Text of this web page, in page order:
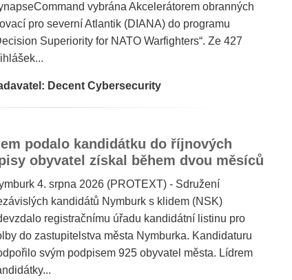
vybrána Akcelerátorem obranných
pro severní Atlantik (DIANA) do programu
Superiority for NATO Warfighters“. Ze 427
Decent Cybersecurity
podalo kandidátku do říjnových
obyvatel získal během dvou měsíců
4. srpna 2026 (PROTEXT) - Sdružení
kandidátů Nymburk s klidem (NSK)
registračnímu úřadu kandidátní listinu pro
do zastupitelstva města Nymburka. Kandidaturu
svým podpisem 925 obyvatel města. Lídrem